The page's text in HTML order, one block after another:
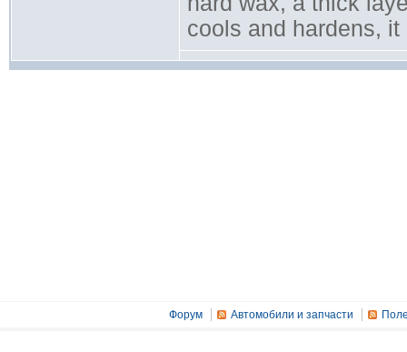
cools and hardens,
Форум Автомобили и запчасти